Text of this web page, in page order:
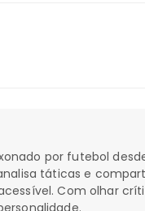
por futebol
táticas e
Com olhar